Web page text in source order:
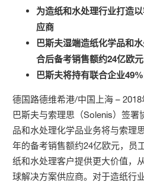
为造纸和水处理行业打造
应商
巴斯夫湿端造纸化学品和
合后备考销售额约24亿欧元
巴斯夫将持有联合企业
德国路德维希港/中国上海 – 2018
巴斯夫与索理思（Solenis）签
品和水处理化学品业务将与索理
年的备考销售额约24亿欧元，员
纸和水处理客户提供更大价值，
球解决方案供应商。对于造纸行